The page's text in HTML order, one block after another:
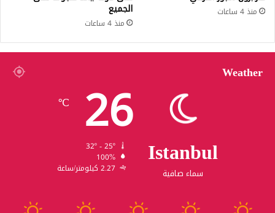
منذ 4 ساعات الجميع
منذ 4 ساعات
Weather
Istanbul
سماء صافية
26
℃
100%
2.27 كيلومتر/ساعة